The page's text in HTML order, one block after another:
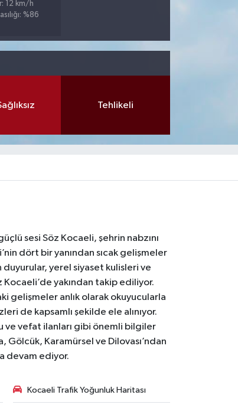
12 km/h
%86
Tehlikeli
sesi Söz Kocaeli, şehrin nabzını
dört bir yanından sıcak gelişmeler
yerel siyaset kulisleri ve
Kocaeli’de yakından takip ediliyor.
gelişmeler anlık olarak okuyucularla
de kapsamlı şekilde ele alınıyor.
ve vefat ilanları gibi önemli bilgiler
Karamürsel ve Dilovası’ndan
devam ediyor.
Kocaeli Trafik Yoğunluk Haritası